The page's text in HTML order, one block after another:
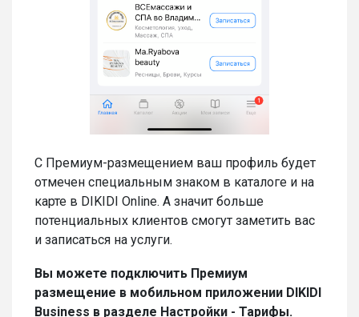
С Премиум-размещением ваш профиль будет
отмечен специальным знаком в каталоге и на
карте в DIKIDI Online. А значит больше
потенциальных клиентов смогут заметить вас
и записаться на услуги.
Вы можете подключить Премиум
размещение в мобильном приложении DIKIDI
Business в разделе Настройки - Тарифы.